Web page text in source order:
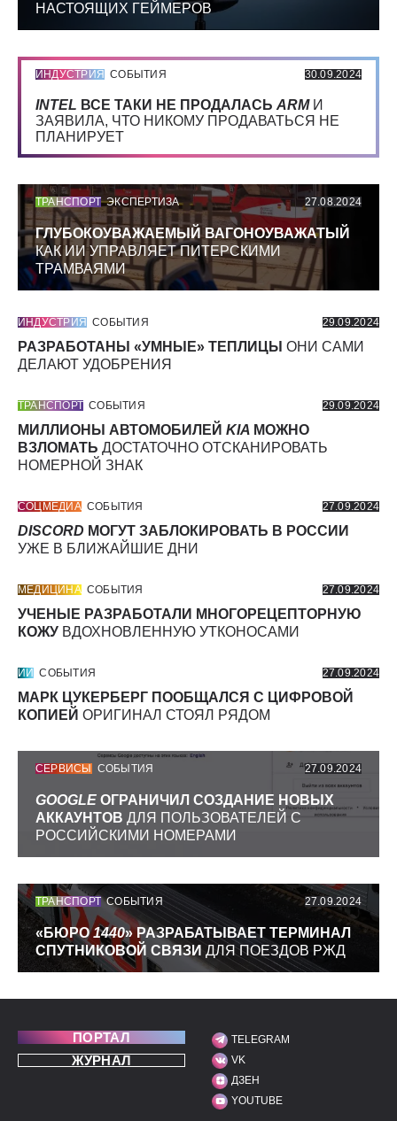
НАСТОЯЩИХ ГЕЙМЕРОВ
ИНДУСТРИЯ СОБЫТИЯ 30.09.2024
INTEL ВСЕ ТАКИ НЕ ПРОДАЛАСЬ ARMИ
ЗАЯВИЛА, ЧТО НИКОМУ ПРОДАВАТЬСЯ НЕ
ПЛАНИРУЕТ
ТРАНСПОРТ ЭКСПЕРТИЗА 27.08.2024
ГЛУБОКОУВАЖАЕМЫЙ ВАГОНОУВАЖАТЫЙ
КАК ИИ УПРАВЛЯЕТ ПИТЕРСКИМИ
ТРАМВАЯМИ
ИНДУСТРИЯ СОБЫТИЯ 29.09.2024
РАЗРАБОТАНЫ «УМНЫЕ» ТЕПЛИЦЫ ОНИ САМИ
ДЕЛАЮТ УДОБРЕНИЯ
ТРАНСПОРТ СОБЫТИЯ 29.09.2024
МИЛЛИОНЫ АВТОМОБИЛЕЙ KIA МОЖНО
ВЗЛОМАТЬ ДОСТАТОЧНО ОТСКАНИРОВАТЬ
НОМЕРНОЙ ЗНАК
СОЦМЕДИА СОБЫТИЯ 27.09.2024
DISCORD МОГУТ ЗАБЛОКИРОВАТЬ В РОССИИ
УЖЕ В БЛИЖАЙШИЕ ДНИ
МЕДИЦИНА СОБЫТИЯ 27.09.2024
УЧЕНЫЕ РАЗРАБОТАЛИ МНОГОРЕЦЕПТОРНУЮ
КОЖУ ВДОХНОВЛЕННУЮ УТКОНОСАМИ
ИИ СОБЫТИЯ 27.09.2024
МАРК ЦУКЕРБЕРГ ПООБЩАЛСЯ С ЦИФРОВОЙ
КОПИЕЙ ОРИГИНАЛ СТОЯЛ РЯДОМ
СЕРВИСЫ СОБЫТИЯ 27.09.2024
GOOGLE ОГРАНИЧИЛ СОЗДАНИЕ НОВЫХ
АККАУНТОВ ДЛЯ ПОЛЬЗОВАТЕЛЕЙ С
РОССИЙСКИМИ НОМЕРАМИ
ТРАНСПОРТ СОБЫТИЯ 27.09.2024
«БЮРО1440» РАЗРАБАТЫВАЕТ ТЕРМИНАЛ
СПУТНИКОВОЙ СВЯЗИ ДЛЯ ПОЕЗДОВ РЖД
ПОРТАЛ
ЖУРНАЛ
МЫ В СОЦИАЛЬНЫХ
TELEGRAM
VK
ДЗЕН
YOUTUBE